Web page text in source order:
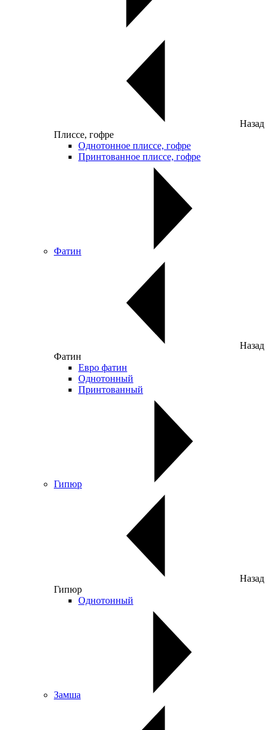
Назад
Плиссе, гофре
Однотонное плиссе, гофре
Принтованное плиссе, гофре
Фатин
Назад
Фатин
Евро фатин
Однотонный
Принтованный
Гипюр
Назад
Гипюр
Однотонный
Замша